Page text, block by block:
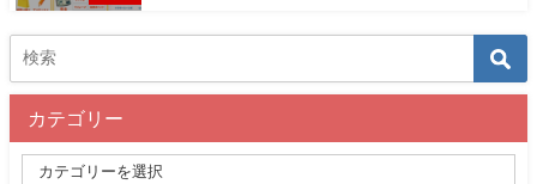
カテゴリー